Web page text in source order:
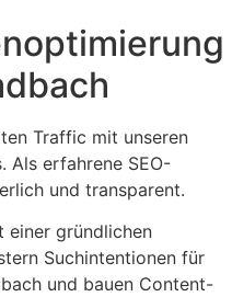
Traffic mit unseren
Als erfahrene SEO-
und transparent.
einer gründlichen
Suchintentionen für
und bauen Content-